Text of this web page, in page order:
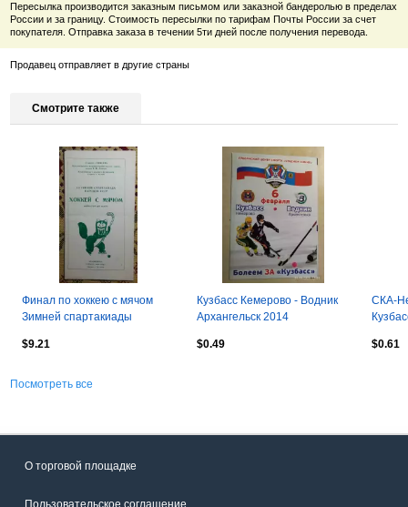
Пересылка производится заказным письмом или заказной бандеролью в пределах
России и за границу. Стоимость пересылки по тарифам Почты России за счет
покупателя. Отправка заказа в течении 5ти дней после получения перевода.
Продавец отправляет в другие страны
Смотрите также
Финал по хоккею с мячом
Зимней спартакиады
Красноярск
$9.21
Кузбасс Кемерово - Водник
Архангельск 2014
$0.49
СКА-
$0.61
Посмотреть все
О торговой площадке
Пользовательское соглашение